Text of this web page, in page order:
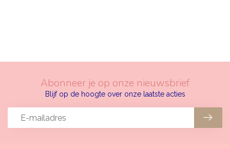
Abonneer je op onze nieuwsbrief
Blijf op de hoogte over onze laatste acties